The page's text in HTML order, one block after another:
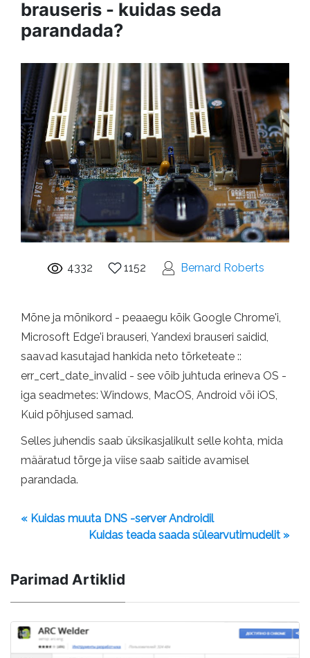
brauseris - kuidas seda
parandada?
4332 1152 Bernard Roberts
Mõne ja mõnikord - peaaegu kõik Google Chrome'i,
Microsoft Edge'i brauseri, Yandexi brauseri saidid,
saavad kasutajad hankida neto tõrketeate ::
err_cert_date_invalid - see võib juhtuda erineva OS -
iga seadmetes: Windows, MacOS, Android või iOS,
Kuid põhjused samad.
Selles juhendis saab üksikasjalikult selle kohta, mida
määratud tõrge ja viise saab saitide avamisel
parandada.
« Kuidas muuta DNS -server Androidil
Kuidas teada saada sülearvutimudelit »
Parimad Artiklid